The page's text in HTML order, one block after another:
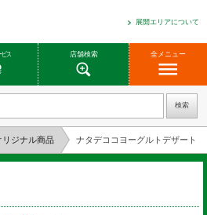
展開エリアについて
ビス 店舗検索 全メニュー
リジナル商品 ナタデココヨーグルトデザート